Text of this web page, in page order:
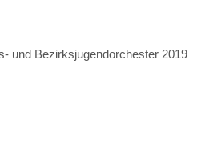
und Bezirksjugendorchester 2019